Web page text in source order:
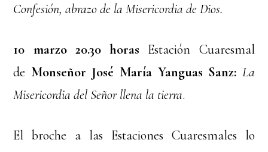
Confesión, abrazo de la Misericordia de Dios.
10 marzo 20.30 horas Estación Cuaresmal
de Monseñor José María Yanguas Sanz: La
Misericordia del Señor llena la tierra.
El broche a las Estaciones Cuaresmales lo